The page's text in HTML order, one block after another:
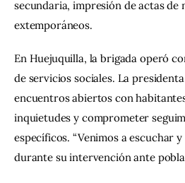
secundaria, impresión de actas
extemporáneos.
En Huejuquilla, la brigada operó
de servicios sociales. La
encuentros abiertos con
inquietudes y comprometer
específicos. “Venimos a escuchar y
durante su intervención ante